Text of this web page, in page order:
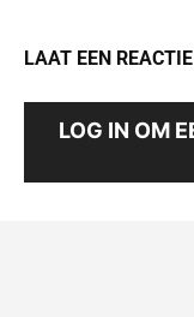
LAAT EEN
LOG IN OM